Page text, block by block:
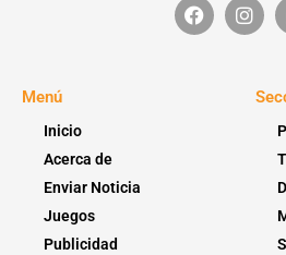
Menú
Inicio
Acerca de
Enviar Noticia
Juegos
Publicidad